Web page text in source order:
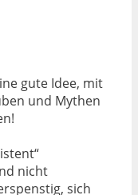
gute Idee, mit
und Mythen
nicht
sich